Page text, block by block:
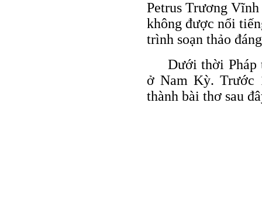
Petrus Trương
không được nổi
trình soạn thảo
Dưới thời Pháp
ở Nam Kỳ. Trước
thành bài thơ sau